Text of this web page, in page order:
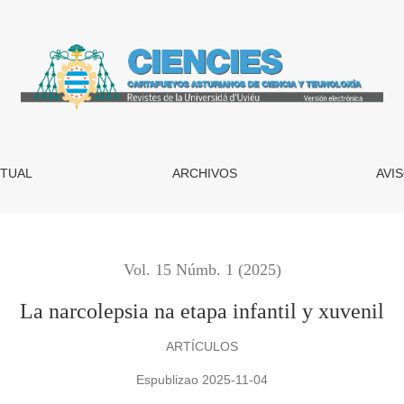
ARCHIVOS
Vol. 15 Númb. 1 (2025)
La narcolepsia na etapa infantil y xuvenil
ARTÍCULOS
Espublizao 2025-11-04